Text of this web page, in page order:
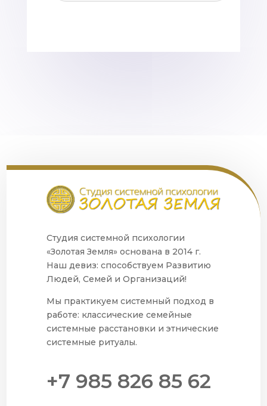
Студия системной психологии
«Золотая Земля» основана в 2014 г.
Наш девиз: способствуем Развитию
Людей, Семей и Организаций!
Мы практикуем системный подход в
работе: классические семейные
системные расстановки и этнические
системные ритуалы.
+7 985 826 85 62